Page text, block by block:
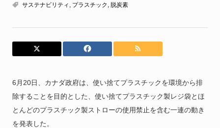
サステナビリティ , プラスチック , 脱炭素
6月20日、カナダ政府は、使い捨てプラスチックを環境から排
除することを目的とした、使い捨てプラスチック製レジ袋とほ
とんどのプラスチック製ストローの使用禁止を含む一連の動き
を発表した。